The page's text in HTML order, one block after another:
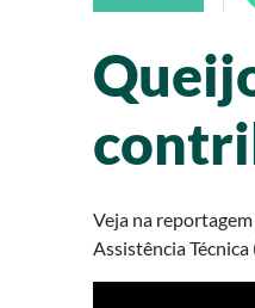
Veja na
Assistência Técnica